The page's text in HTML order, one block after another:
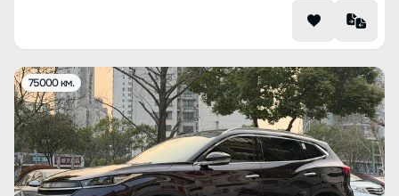
75000 км.